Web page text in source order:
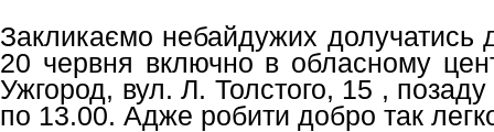
Закликаємо небайдужих долучатись
20 червня включно в обласному
Ужгород, вул. Л. Толстого, 15 ,
по 13.00. Адже робити добро так